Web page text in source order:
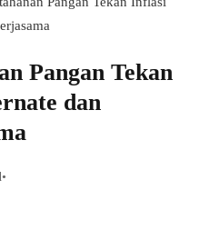
Pangan Tekan
dan
•